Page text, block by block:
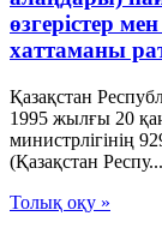
өзгерістер
хаттаманы
Қазақстан
1995 жылғы 20
министрлігінің
(Қазақстан Респу...
Толық оқу »